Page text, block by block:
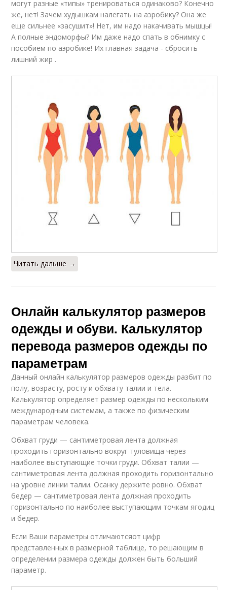
могут разные «типы» тренироваться одинаково? Конечно
же, нет! Зачем худышкам налегать на аэробику? Она же
еще сильнее «засушит»! Нет, им надо накачивать мышцы!
А полные эндоморфы? Им даже надо спать в обнимку с
пособием по аэробике! Их главная задача - сбросить
лишний жир .
Читать дальше →
Онлайн калькулятор размеров
одежды и обуви. Калькулятор
перевода размеров одежды по
параметрам
Данный онлайн калькулятор размеров одежды разбит по
полу, возрасту, росту и обхвату талии и тела.
Калькулятор определяет размер одежды по нескольким
международным системам, а также по физическим
параметрам человека.
Обхват груди — сантиметровая лента должная
проходить горизонтально вокруг туловища через
наиболее выступающие точки груди. Обхват талии —
сантиметровая лента должная проходить горизонтально
на уровне линии талии. Осанку держите ровно. Обхват
бедер — сантиметровая лента должная проходить
горизонтально по наиболее выступающим точкам ягодиц
и бедер.
Если Ваши параметры отличаютсяот цифр
представленных в размерной таблице, то решающим в
определении размера одежды должен быть больший
параметр.